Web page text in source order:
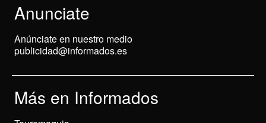
Anunciate
Anúnciate en nuestro medio
publicidad@informados.es
Más en Informados